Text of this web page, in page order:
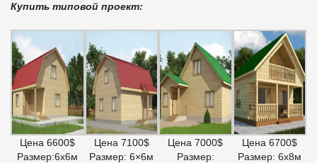
Купить типовой проект:
Цена 6600$
Размер:6х6м
Цена 7100$
Размер: 6×6м
Цена 7000$
Размер:
Цена 6700$
Размер: 6х8м